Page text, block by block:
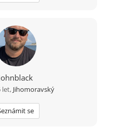
let, Jihomoravský
se